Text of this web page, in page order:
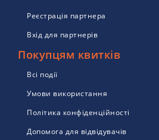
Реєстрація партнера
Вхід для партнерів
Покупцям квитків
Всі події
Умови використання
Політика конфіденційності
Допомога для відвідувачів